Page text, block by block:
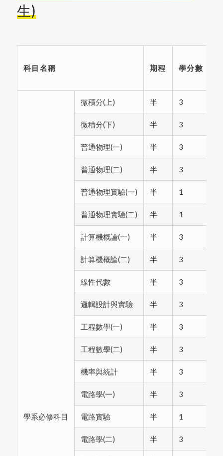
生)
科目名稱 期程 學分數
學系必修科目
微積分(上) 半 3
微積分(下) 半 3
普通物理(一) 半 3
普通物理(二) 半 3
普通物理實驗(一) 半 1
普通物理實驗(二) 半 1
計算機概論(一) 半 3
計算機概論(二) 半 3
線性代數 半 3
邏輯設計與實驗 半 3
工程數學(一) 半 3
工程數學(二) 半 3
機率與統計 半 3
電路學(一) 半 3
電路實驗 半 1
電路學(二) 半 3